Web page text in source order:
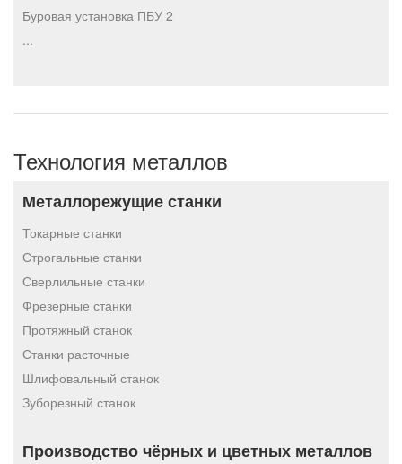
Буровая установка ПБУ 2
...
Технология металлов
Металлорежущие станки
Токарные станки
Строгальные станки
Сверлильные станки
Фрезерные станки
Протяжный станок
Станки расточные
Шлифовальный станок
Зуборезный станок
Производство чёрных и цветных металлов